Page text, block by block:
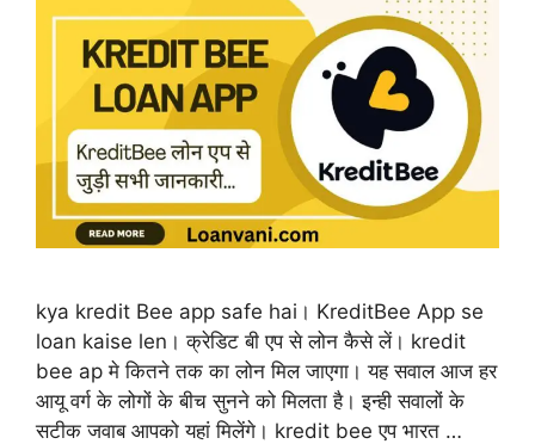
kya kredit Bee app safe hai। KreditBee App se
loan kaise len। क्रेडिट बी एप से लोन कैसे लें। kredit
bee ap मे कितने तक का लोन मिल जाएगा। यह सवाल आज हर
आयू वर्ग के लोगों के बीच सुनने को मिलता है। इन्ही सवालों के
सटीक जवाब आपको यहां मिलेंगे। kredit bee एप भारत …